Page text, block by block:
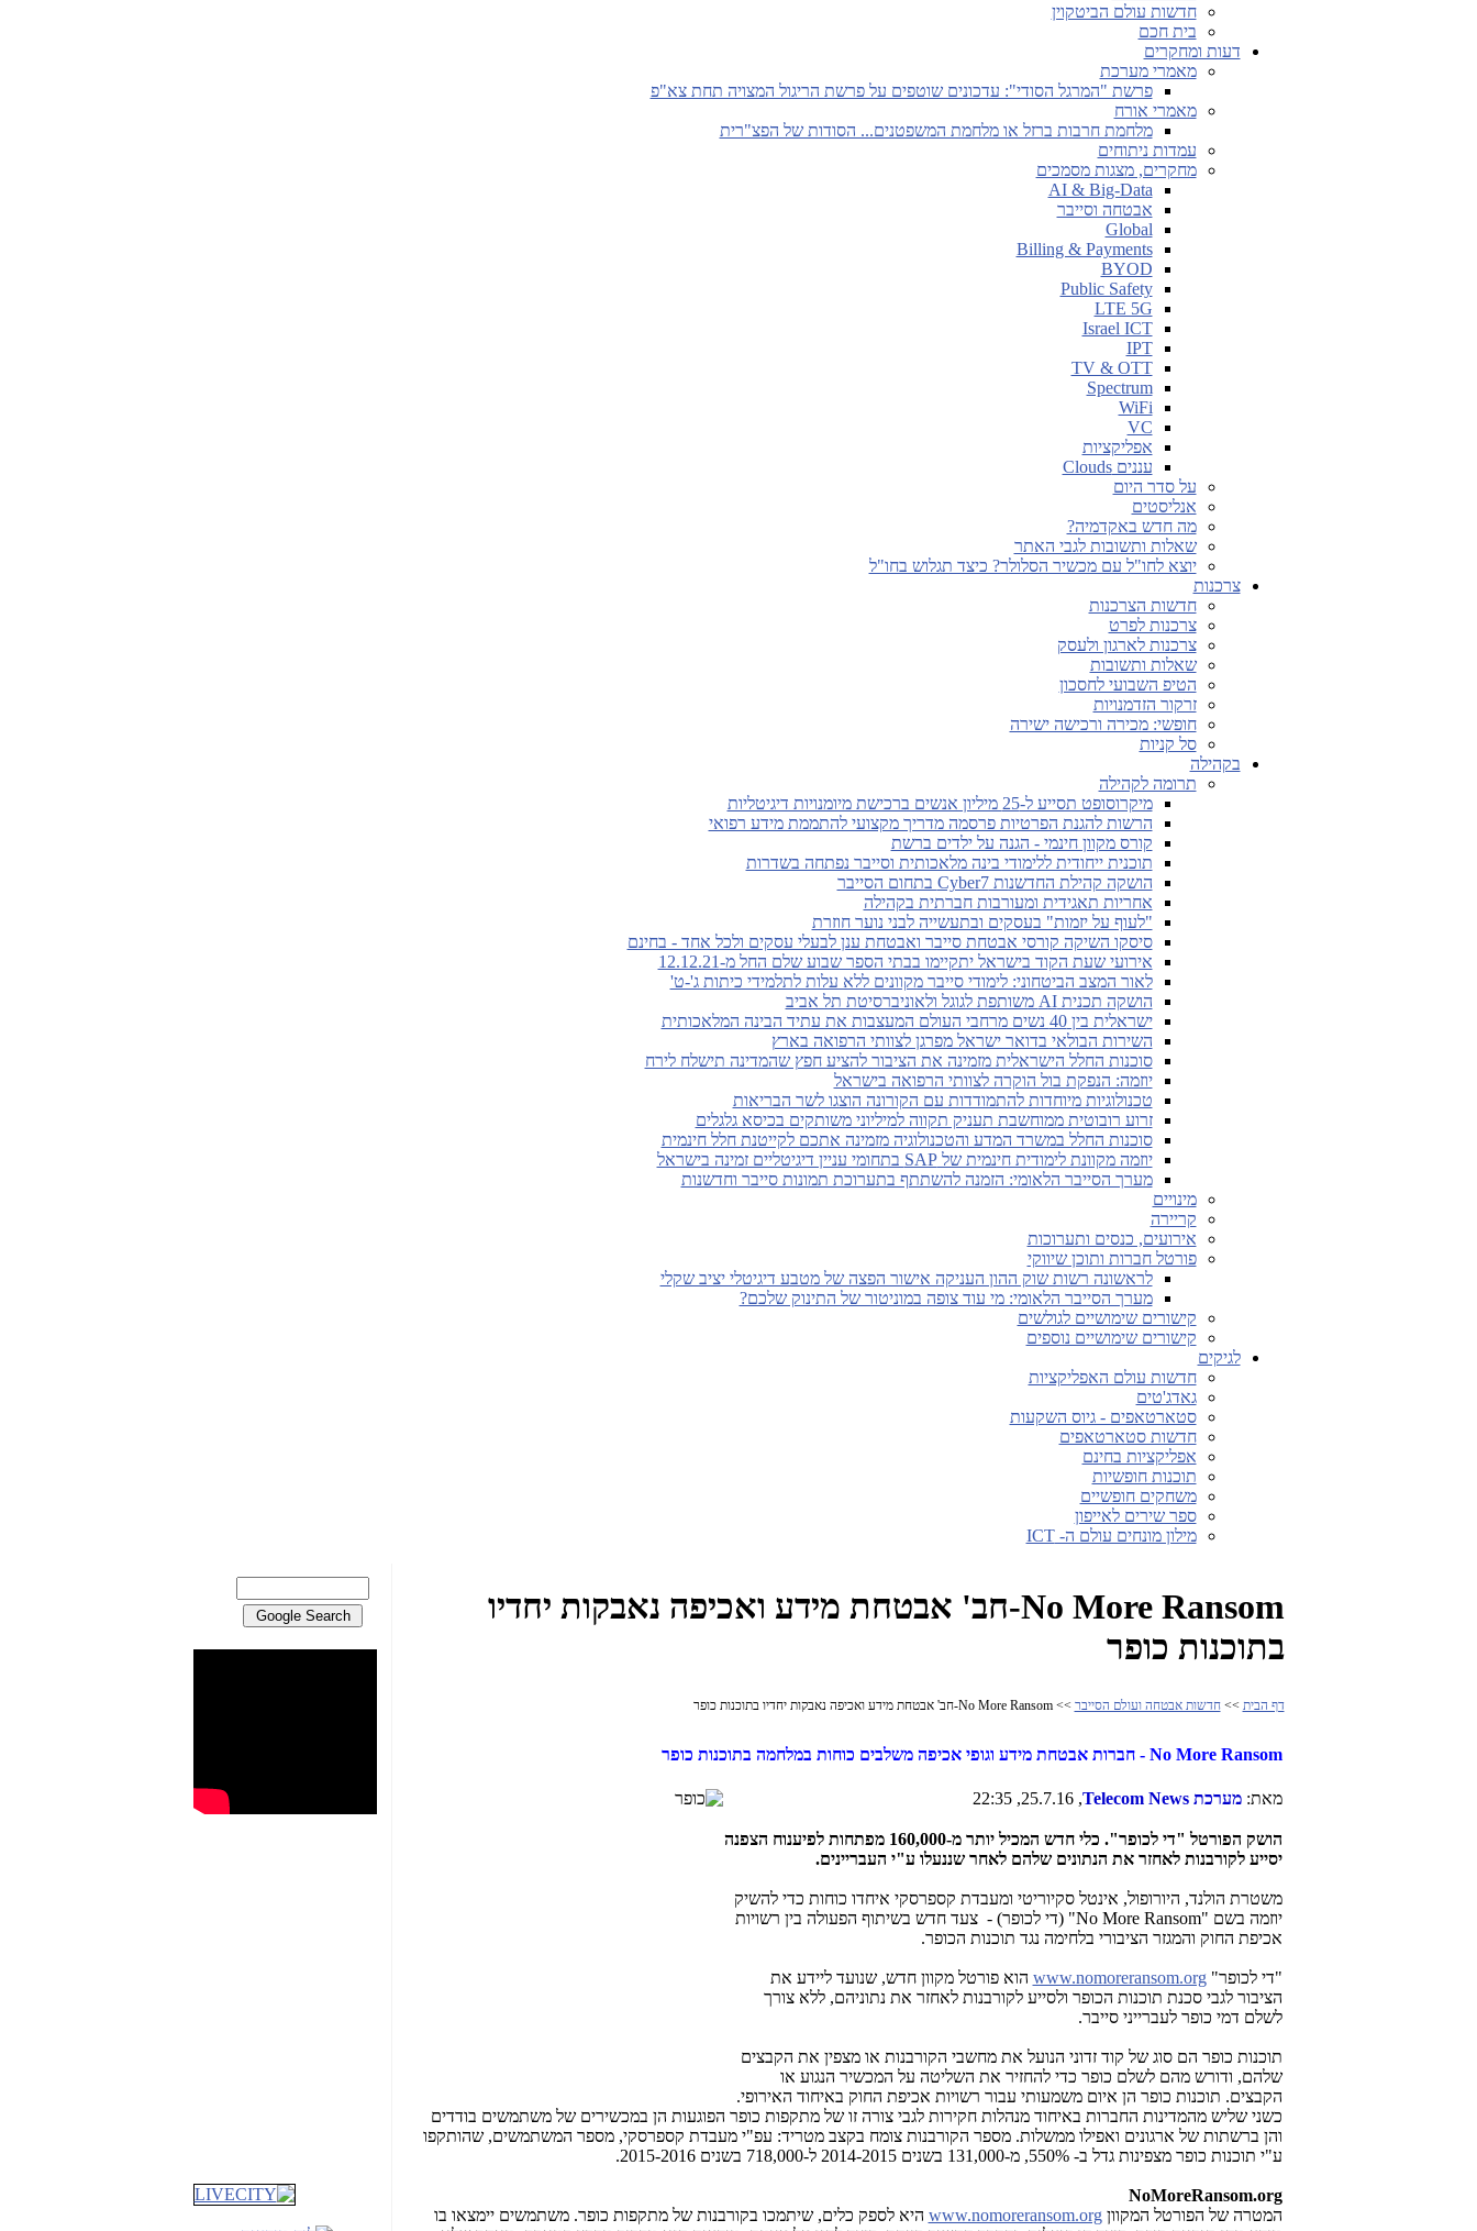
חדשות עולם הביטקוין
בית חכם
דעות ומחקרים
מאמרי מערכת
פרשת "המרגל הסודי": עדכונים שוטפים על פרשת הריגול המצויה תחת צא"פ
מאמרי אורח
מלחמת חרבות ברזל או מלחמת המשפטנים... הסודות של הפצ"רית
עמדות ניתוחים
מחקרים, מצגות מסמכים
AI & Big-Data
אבטחה וסייבר
Global
Billing & Payments
BYOD
Public Safety
LTE 5G
Israel ICT
IPT
TV & OTT
Spectrum
WiFi
VC
אפליקציות
עננים Clouds
על סדר היום
אנליסטים
מה חדש באקדמיה?
שאלות ותשובות לגבי האתר
יוצא לחו"ל עם מכשיר הסלולר? כיצד תגלוש בחו"ל
צרכנות
חדשות הצרכנות
צרכנות לפרט
צרכנות לארגון ולעסק
שאלות ותשובות
הטיפ השבועי לחסכון
זרקור הזדמנויות
חופשי: מכירה ורכישה ישירה
סל קניות
בקהילה
תרומה לקהילה
מיקרוסופט תסייע ל-25 מיליון אנשים ברכישת מיומנויות דיגיטליות
הרשות להגנת הפרטיות פרסמה מדריך מקצועי להתממת מידע רפואי
קורס מקוון חינמי - הגנה על ילדים ברשת
תוכנית ייחודית ללימודי בינה מלאכותית וסייבר נפתחה בשדרות
הושקה קהילת החדשנות Cyber7 בתחום הסייבר
אחריות תאגידית ומעורבות חברתית בקהילה
"לעוף על יזמות" בעסקים ובתעשייה לבני נוער חוזרת
סיסקו השיקה קורסי אבטחת סייבר ואבטחת ענן לבעלי עסקים ולכל אחד - בחינם
אירועי שעת הקוד בישראל יתקיימו בבתי הספר שבוע שלם החל מ-12.12.21
לאור המצב הביטחוני: לימודי סייבר מקוונים ללא עלות לתלמידי כיתות ג'-ט'
הושקה תכנית AI משותפת לגוגל ולאוניברסיטת תל אביב
ישראלית בין 40 נשים מרחבי העולם המעצבות את עתיד הבינה המלאכותית
השירות הבולאי בדואר ישראל מפרגן לצוותי הרפואה בארץ
סוכנות החלל הישראלית מזמינה את הציבור להציע חפץ שהמדינה תישלח לירח
יוזמה: הנפקת בול הוקרה לצוותי הרפואה בישראל
טכנולוגיות מיוחדות להתמודדות עם הקורונה הוצגו לשר הבריאות
זרוע רובוטית ממוחשבת תעניק תקווה למיליוני משותקים בכיסא גלגלים
סוכנות החלל במשרד המדע והטכנולוגיה מזמינה אתכם לקייטנת חלל חינמית
יוזמה מקוונת לימודית חינמית של SAP בתחומי עניין דיגיטליים זמינה בישראל
מערך הסייבר הלאומי: הזמנה להשתתף בתערוכת תמונות סייבר וחדשנות
מינויים
קריירה
אירועים, כנסים ותערוכות
פורטל חברות ותוכן שיווקי
לראשונה רשות שוק ההון העניקה אישור הפצה של מטבע דיגיטלי יציב שקלי
מערך הסייבר הלאומי: מי עוד צופה במוניטור של התינוק שלכם?
קישורים שימושיים לגולשים
קישורים שימושיים נוספים
לגיקים
חדשות עולם האפליקציות
גאדג'טים
סטארטאפים - גיוס השקעות
חדשות סטארטאפים
אפליקציות בחינם
תוכנות חופשיות
משחקים חופשיים
ספר שירים לאייפון
מילון מונחים עולם ה- ICT
No More Ransom-חב' אבטחת מידע ואכיפה נאבקות יחדיו
בתוכנות כופר
דף הבית >>חדשות אבטחה ועולם הסייבר >> No More Ransom-חב' אבטחת מידע ואכיפה נאבקות יחדיו בתוכנות כופר
No More Ransom- חברות אבטחת מידע וגופי אכיפה משלבים כוחות במלחמה בתוכנות כופר
מאת:מערכתTelecom News
, 25.7.16, 22:35
הושק הפורטל "די לכופר". כלי חדש המכיל יותר מ-160,000 מפתחות לפיענוח הצפנה
יסייע לקורבנות לאחזר את הנתונים שלהם לאחר שננעלו ע"י העבריינים.
משטרת הולנד, היורופול, אינטל סקיוריטי ומעבדת קספרסקי איחדו כוחות כדי להשיק
יוזמה בשם "No More Ransom" (די לכופר)- צעד חדש בשיתוף הפעולה בין רשויות
אכיפת החוק והמגזר הציבורי בלחימה נגד תוכנות הכופר.
"די לכופר"www.nomoreransom.org הוא פורטל מקוון חדש, שנועד ליידע את
הציבור לגבי סכנת תוכנות הכופר ולסייע לקורבנות לאחזר את נתוניהם, ללא צורך
לשלם דמי כופר לעברייני סייבר.
תוכנות כופר הם סוג של קוד זדוני הנועל את מחשבי הקורבנות או מצפין את הקבצים
שלהם, ודורש מהם לשלם כופר כדי להחזיר את השליטה על המכשיר הנגוע או
הקבצים. תוכנות כופר הן איום משמעותי עבור רשויות אכיפת החוק באיחוד האירופי.
כשני שליש מהמדינות החברות באיחוד מנהלות חקירות לגבי צורה זו של מתקפות כופר הפוגעות הן במכשירים של משתמשים בודדים
והן ברשתות של ארגונים ואפילו ממשלות. מספר הקורבנות צומח בקצב מטריד: עפ"י מעבדת קספרסקי, מספר המשתמשים, שהותקפו
ע"י תוכנות כופר מצפינות גדל ב- 550%, מ-131,000 בשנים 2014-2015 ל-718,000 בשנים
2015-2016
.
NoMoreRansom.org
המטרה של הפורטל המקווןwww.nomoreransom.org היא לספק כלים, שיתמכו בקורבנות של מתקפות כופר. משתמשים יימצאו בו